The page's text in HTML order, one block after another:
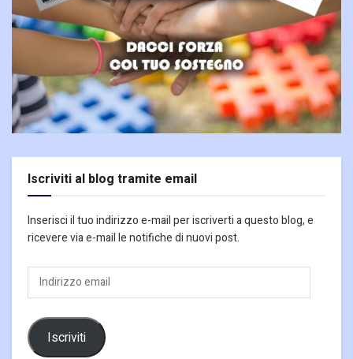
Iscriviti al blog tramite email
Inserisci il tuo indirizzo e-mail per iscriverti a questo blog, e
ricevere via e-mail le notifiche di nuovi post.
Indirizzo
email
Iscriviti